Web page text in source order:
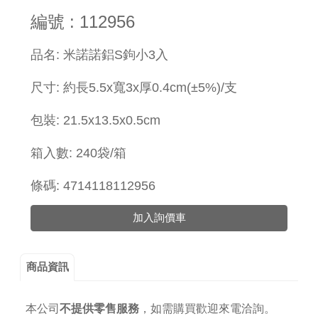
編號 : 112956
​品名: 米諾諾鋁S鉤小3入
尺寸: 約長5.5x寬3x厚0.4cm(±5%)/支
包裝: 21.5x13.5x0.5cm
箱入數: 240袋/箱
條碼: 4714118112956
加入詢價車
商品資訊
本公司 不提供零售服務， 如需購買歡迎來電洽詢。